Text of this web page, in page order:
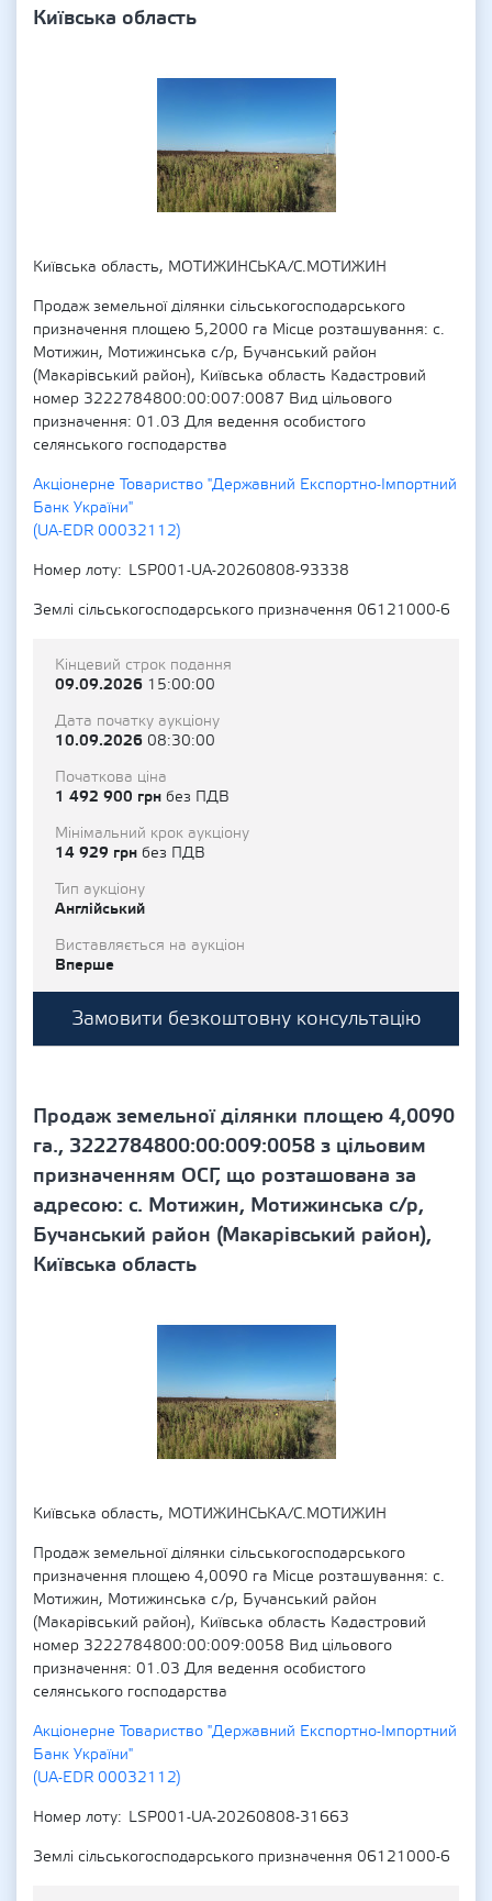
Київська область
Київська область, МОТИЖИНСЬКА/С.МОТИЖИН
Продаж земельної ділянки сільськогосподарського
призначення площею 5,2000 га Місце розташування: с.
Мотижин, Мотижинська с/р, Бучанський район
(Макарівський район), Київська область Кадастровий
номер 3222784800:00:007:0087 Вид цільового
призначення: 01.03 Для ведення особистого
селянського господарства
Акціонерне Товариство "Державний Експортно-Імпортний
Банк України"
(UA-EDR 00032112)
Номер лоту
LSP001-UA-20260808-93338
Землі сільськогосподарського призначення 06121000-6
Кінцевий строк подання
09.09.2026 15:00:00
Дата початку аукціону
10.09.2026 08:30:00
Початкова ціна
1 492 900 грн без ПДВ
Мінімальний крок аукціону
14 929 грн без ПДВ
Тип аукціону
Англійський
Виставляється на аукціон
Вперше
Замовити безкоштовну консультацію
Продаж земельної ділянки площею 4,0090
га., 3222784800:00:009:0058 з цільовим
призначенням ОСГ, що розташована за
адресою: с. Мотижин, Мотижинська с/р,
Бучанський район (Макарівський район),
Київська область
Київська область, МОТИЖИНСЬКА/С.МОТИЖИН
Продаж земельної ділянки сільськогосподарського
призначення площею 4,0090 га Місце розташування: с.
Мотижин, Мотижинська с/р, Бучанський район
(Макарівський район), Київська область Кадастровий
номер 3222784800:00:009:0058 Вид цільового
призначення: 01.03 Для ведення особистого
селянського господарства
Акціонерне Товариство "Державний Експортно-Імпортний
Банк України"
(UA-EDR 00032112)
Номер лоту
LSP001-UA-20260808-31663
Землі сільськогосподарського призначення 06121000-6